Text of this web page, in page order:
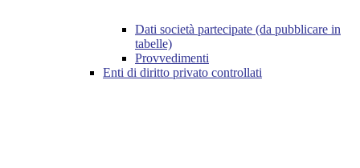
Dati società partecipate (da pubblicare in
tabelle)
Provvedimenti
Enti di diritto privato controllati